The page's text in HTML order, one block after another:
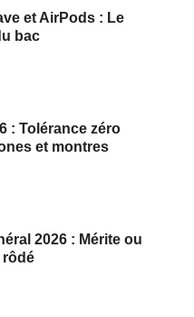
et AirPods : Le
bac
: Tolérance zéro
et montres
2026 : Mérite ou
rôdé